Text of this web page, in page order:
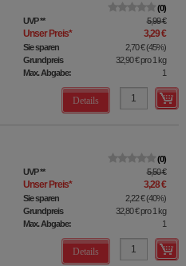
0
UVP** 5,99 €
Unser Preis* 3,29 €
Sie sparen 2,70 €(45%)
Grundpreis
32,90 €pro 1 kg
Max. Abgabe:
1
Details
0
UVP** 5,50 €
Unser Preis* 3,28 €
Sie sparen 2,22 €(40%)
Grundpreis
32,80 €pro 1 kg
Max. Abgabe:
1
Details